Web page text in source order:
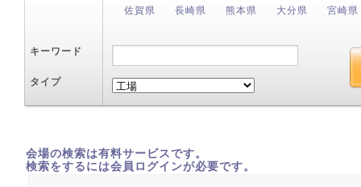
佐賀県
長崎県 熊本県 大分県 宮崎県
キーワード
タイプ
会場の検索は有料サービスです。
検索をするには会員ログインが必要です。